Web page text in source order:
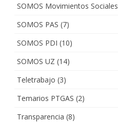
SOMOS Movimientos Sociales
SOMOS PAS (7)
SOMOS PDI (10)
SOMOS UZ (14)
Teletrabajo (3)
Temarios PTGAS (2)
Transparencia (8)